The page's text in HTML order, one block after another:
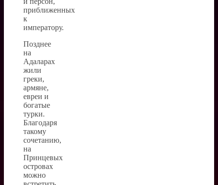
приближенных
к
императору.
Позднее
на
Адаларах
жили
греки,
армяне,
евреи и
богатые
турки.
Благодаря
такому
сочетанию,
на
Принцевых
островах
можно